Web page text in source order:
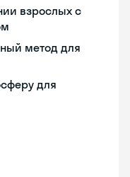
взрослых с
метод для
для